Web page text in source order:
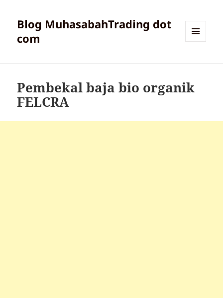
Blog MuhasabahTrading dot
com
Pembekal baja bio organik
FELCRA